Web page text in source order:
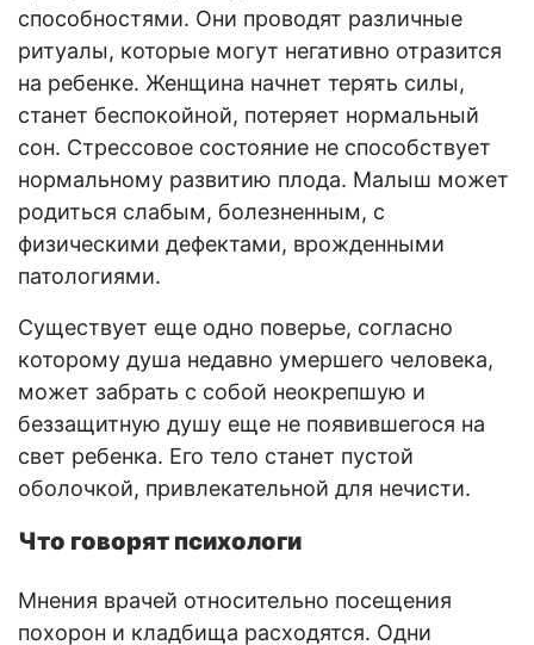
способностями. Они проводят различные
ритуалы, которые могут негативно отразится
на ребенке. Женщина начнет терять силы,
станет беспокойной, потеряет нормальный
сон. Стрессовое состояние не способствует
нормальному развитию плода. Малыш может
родиться слабым, болезненным, с
физическими дефектами, врожденными
патологиями.
Существует еще одно поверье, согласно
которому душа недавно умершего человека,
может забрать с собой неокрепшую и
беззащитную душу еще не появившегося на
свет ребенка. Его тело станет пустой
оболочкой, привлекательной для нечисти.
Что говорят психологи
Мнения врачей относительно посещения
похорон и кладбища расходятся. Одни